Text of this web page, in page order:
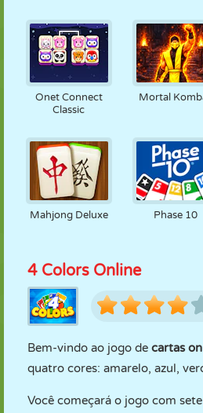
Onet Connect
Classic
Mortal
Mahjong Deluxe Phase 10
4 Colors Online
Bem-vindo ao jogo de cartas
quatro cores: amarelo, azul,
Você começará o jogo com